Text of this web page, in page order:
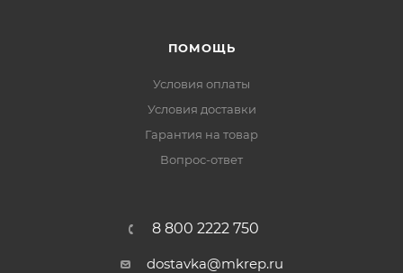
ПОМОЩЬ
Условия оплаты
Условия доставки
Гарантия на товар
Вопрос-ответ
8 800 2222 750
dostavka@mkrep.ru